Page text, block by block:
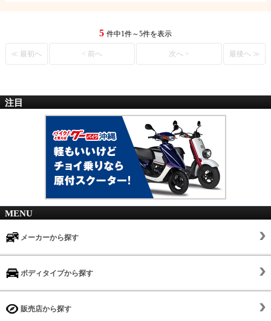
5 件中1件～5件を表示
≪ 最初へ < 前へ 次へ > 最後へ ≫
注目
MENU
メーカーから探す
ボディタイプから探す
販売店から探す